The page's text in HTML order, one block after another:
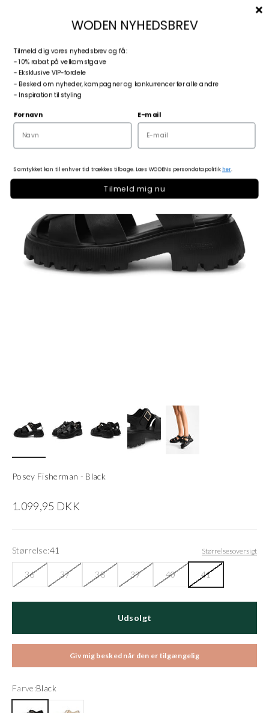
Log ind
Kurv
Zoom
Posey Fisherman - Black
Salgspris
1.099,95 DKK
Størrelse:41 Størrelsesoversigt
36 37 38 39 40 41
Udsolgt
Giv mig besked når den er tilgængelig
Farve:Black
WODEN NYHEDSBREV
Tilmeld dig vores nyhedsbrev og få:
- 10% rabat på velkomstgave
- Eksklusive VIP-fordele
- Besked om nyheder, kampagner og konkurrencer før alle andre
- Inspiration til styling
Fornavn E-mail
Samtykket kan til enhver tid trækkes tilbage. Læs WODENs persondatapolitikher.
Tilmeld mig nu